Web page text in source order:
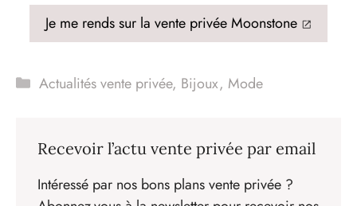
Je me rends sur la vente privée Moonstone
Catégories
Actualités vente privée, Bijoux, Mode
Recevoir l’actu vente privée par email
Intéressé par nos bons plans vente privée ?